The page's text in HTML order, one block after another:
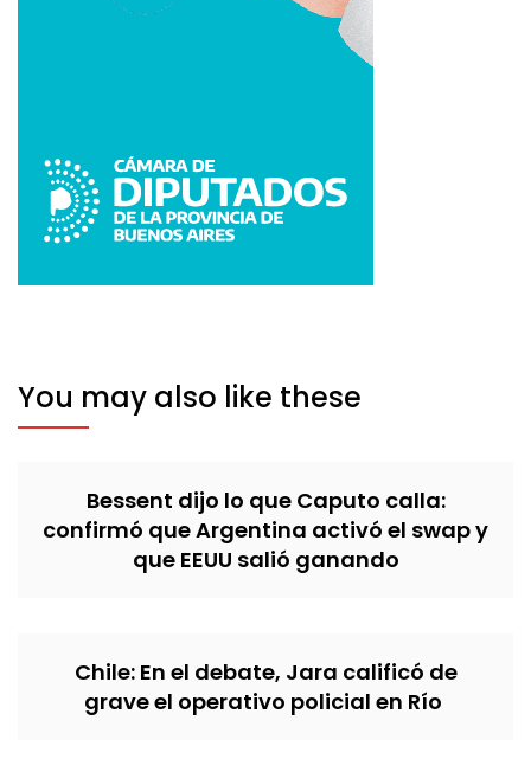
You may also like these
Bessent dijo lo que Caputo calla:
confirmó que Argentina activó el swap y
que EEUU salió ganando
Chile: En el debate, Jara calificó de
grave el operativo policial en Río